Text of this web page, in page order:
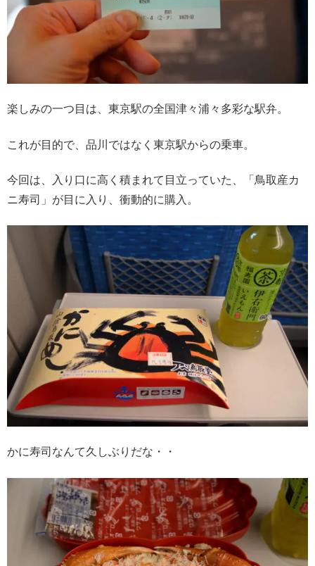
楽しみの一つ目は、東京駅の全国津々浦々多彩な駅弁。
これが目的で、品川ではなく東京駅からの乗車。
今回は、入り口に高く積まれて目立っていた、「鳥取産カ
ニ寿司」が目に入り、衝動的に購入。
かに寿司なんて久しぶりだな・・